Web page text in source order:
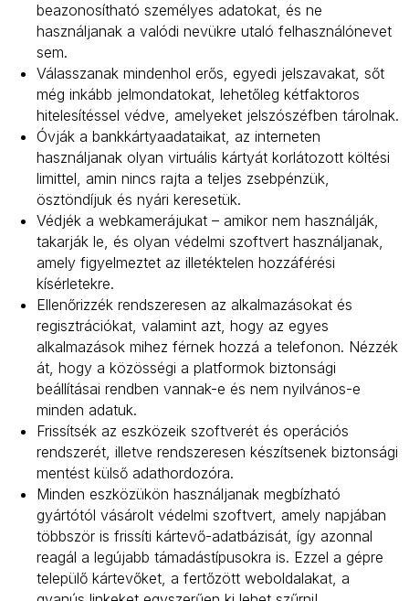
beazonosítható személyes adatokat, és ne
használjanak a valódi nevükre utaló felhasználónevet
sem.
Válasszanak mindenhol erős, egyedi jelszavakat, sőt
még inkább jelmondatokat, lehetőleg kétfaktoros
hitelesítéssel védve, amelyeket jelszószéfben tárolnak.
Óvják a bankkártyaadataikat, az interneten
használjanak olyan virtuális kártyát korlátozott költési
limittel, amin nincs rajta a teljes zsebpénzük,
ösztöndíjuk és nyári keresetük.
Védjék a webkamerájukat – amikor nem használják,
takarják le, és olyan védelmi szoftvert használjanak,
amely figyelmeztet az illetéktelen hozzáférési
kísérletekre.
Ellenőrizzék rendszeresen az alkalmazásokat és
regisztrációkat, valamint azt, hogy az egyes
alkalmazások mihez férnek hozzá a telefonon. Nézzék
át, hogy a közösségi a platformok biztonsági
beállításai rendben vannak-e és nem nyilvános-e
minden adatuk.
Frissítsék az eszközeik szoftverét és operációs
rendszerét, illetve rendszeresen készítsenek biztonsági
mentést külső adathordozóra.
Minden eszközükön használjanak megbízható
gyártótól vásárolt védelmi szoftvert, amely napjában
többször is frissíti kártevő-adatbázisát, így azonnal
reagál a legújabb támadástípusokra is. Ezzel a gépre
települő kártevőket, a fertőzött weboldalakat, a